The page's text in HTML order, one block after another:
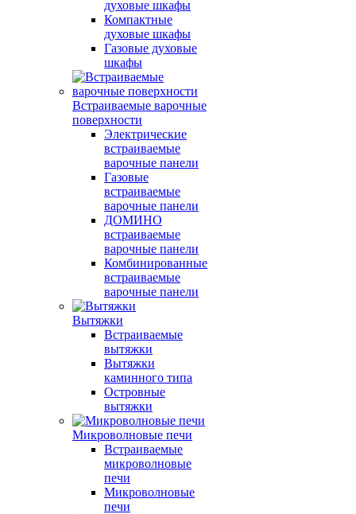
духовые шкафы
Компактные
духовые шкафы
Газовые духовые
шкафы
Встраиваемые варочные
поверхности
Электрические
встраиваемые
варочные панели
Газовые
встраиваемые
варочные панели
ДОМИНО
встраиваемые
варочные панели
Комбинированные
встраиваемые
варочные панели
Вытяжки
Встраиваемые
вытяжки
Вытяжки
каминного типа
Островные
вытяжки
Микроволновые печи
Встраиваемые
микроволновые
печи
Микроволновые
печи